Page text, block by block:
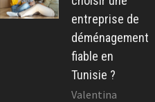
entreprise de
déménagement
fiable en
Tunisie ?
Valentina